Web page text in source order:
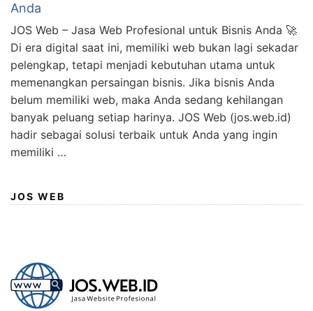
Anda
JOS Web – Jasa Web Profesional untuk Bisnis Anda 🚀
Di era digital saat ini, memiliki web bukan lagi sekadar
pelengkap, tetapi menjadi kebutuhan utama untuk
memenangkan persaingan bisnis. Jika bisnis Anda
belum memiliki web, maka Anda sedang kehilangan
banyak peluang setiap harinya. JOS Web (jos.web.id)
hadir sebagai solusi terbaik untuk Anda yang ingin
memiliki …
JOS WEB